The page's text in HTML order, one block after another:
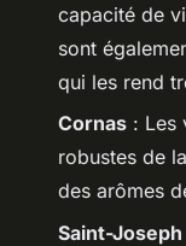
capacité de
sont
qui les rend
Cornas : Les
robustes de
des arômes
Saint-Joseph